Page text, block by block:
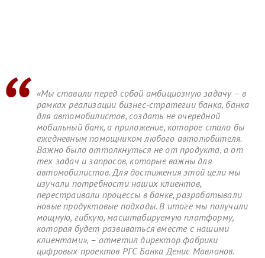
«Мы ставили перед собой амбициозную задачу – в
рамках реализации бизнес-стратегии банка, банка
для автомобилистов, создать не очередной
мобильный банк, а приложение, которое стало бы
ежедневным помощником любого автолюбителя.
Важно было оттолкнуться не от продукта, а от
тех задач и запросов, которые важны для
автомобилистов. Для достижения этой цели мы
изучали потребности наших клиентов,
перестраивали процессы в банке, разрабатывали
новые продуктовые подходы. В итоге мы получили
мощную, гибкую, масштабируемую платформу,
которая будет развиваться вместе с нашими
клиентами», – отметил директор фабрики
цифровых проектов РГС Банка Денис Мавланов.